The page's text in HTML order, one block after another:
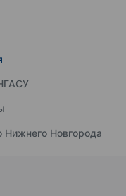
Новгорода